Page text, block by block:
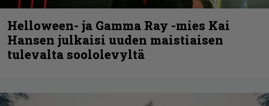
Helloween- ja Gamma Ray -mies Kai
Hansen julkaisi uuden maistiaisen
tulevalta soololevyltä